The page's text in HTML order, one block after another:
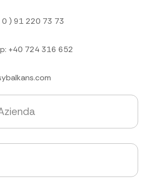
0 ) 91 220 73 73
+40 724 316 652